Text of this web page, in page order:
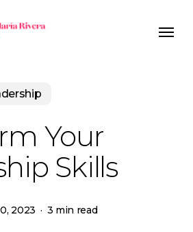
Your
Skills
2023 3 min read